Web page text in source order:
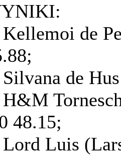
Kellemoi de
de
48.15;
Luis